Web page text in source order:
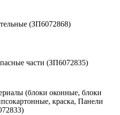
(ЗП6072868)
части (ЗП6072835)
(блоки оконные, блоки
краска, Панели